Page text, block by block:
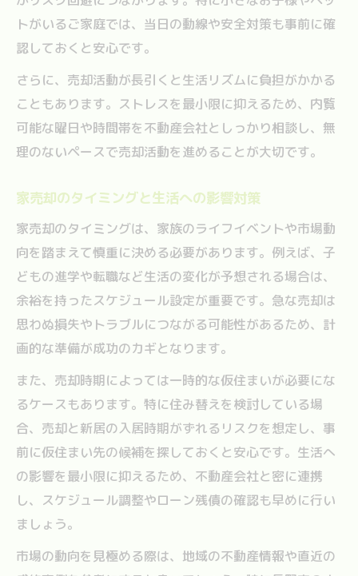
トがいるご家庭では、当日の動線や安全対策も事前に確
認しておくと安心です。
さらに、売却活動が長引くと生活リズムに負担がかかる
こともあります。ストレスを最小限に抑えるため、内覧
可能な曜日や時間帯を不動産会社としっかり相談し、無
理のないペースで売却活動を進めることが大切です。
家売却のタイミングと生活への影響対策
家売却のタイミングは、家族のライフイベントや市場動
向を踏まえて慎重に決める必要があります。例えば、子
どもの進学や転職など生活の変化が予想される場合は、
余裕を持ったスケジュール設定が重要です。急な売却は
思わぬ損失やトラブルにつながる可能性があるため、計
画的な準備が成功のカギとなります。
また、売却時期によっては一時的な仮住まいが必要にな
るケースもあります。特に住み替えを検討している場
合、売却と新居の入居時期がずれるリスクを想定し、事
前に仮住まい先の候補を探しておくと安心です。生活へ
の影響を最小限に抑えるため、不動産会社と密に連携
し、スケジュール調整やローン残債の確認も早めに行い
ましょう。
市場の動向を見極める際は、地域の不動産情報や直近の